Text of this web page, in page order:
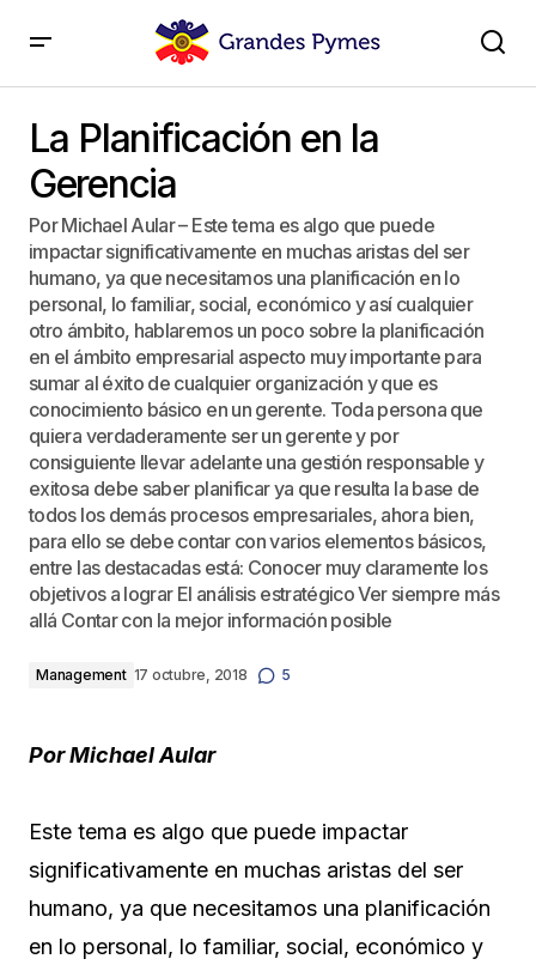
La Planificación en la
Gerencia
Por Michael Aular – Este tema es algo que puede
impactar significativamente en muchas aristas del ser
humano, ya que necesitamos una planificación en lo
personal, lo familiar, social, económico y así cualquier
otro ámbito, hablaremos un poco sobre la planificación
en el ámbito empresarial aspecto muy importante para
sumar al éxito de cualquier organización y que es
conocimiento básico en un gerente. Toda persona que
quiera verdaderamente ser un gerente y por
consiguiente llevar adelante una gestión responsable y
exitosa debe saber planificar ya que resulta la base de
todos los demás procesos empresariales, ahora bien,
para ello se debe contar con varios elementos básicos,
entre las destacadas está: Conocer muy claramente los
objetivos a lograr El análisis estratégico Ver siempre más
allá Contar con la mejor información posible
Management 17 octubre, 2018 5
Por Michael Aular
Este tema es algo que puede impactar
significativamente en muchas aristas del ser
humano, ya que necesitamos una planificación
en lo personal, lo familiar, social, económico y